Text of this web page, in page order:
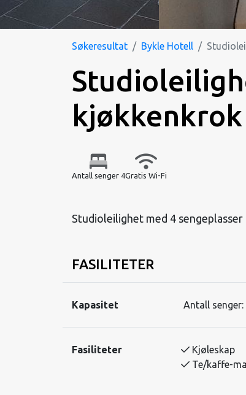
Søkeresultat Bykle Hotell
kjøkkenkrok
Antall senger 4Gratis Wi-Fi
Studioleilighet med 4 sengeplasser
FASILITETER
Kapasitet Antall senger:
Fasiliteter Kjøleskap
Te/kaffe-